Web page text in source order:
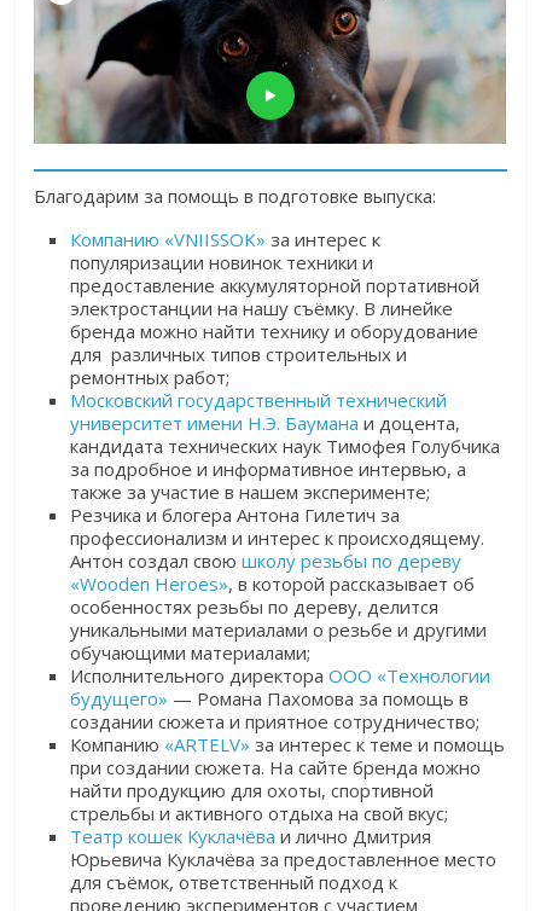
Благодарим за помощь в подготовке выпуска:
Компанию «VNIISSOK»за интерес к
популяризации новинок техники и
предоставление аккумуляторной портативной
электростанции на нашу съёмку. В линейке
бренда можно найти технику и оборудование
для различных типов строительных и
ремонтных работ;
Московский государственный технический
университет имени Н.Э. Бауманаи доцента,
кандидата технических наук Тимофея Голубчика
за подробное и информативное интервью, а
также за участие в нашем эксперименте;
Резчика и блогера Антона Гилетич за
профессионализм и интерес к происходящему.
Антон создал своюшколу резьбы по дереву
«Wooden Heroes», в которой рассказывает об
особенностях резьбы по дереву, делится
уникальными материалами о резьбе и другими
обучающими материалами;
Исполнительного директораООО «Технологии
будущего» — Романа Пахомова за помощь в
создании сюжета и приятное сотрудничество;
Компанию «ARTELV» за интерес к теме и помощь
при создании сюжета. На сайте бренда можно
найти продукцию для охоты, спортивной
стрельбы и активного отдыха на свой вкус;
Театр кошек Куклачёва и лично Дмитрия
Юрьевича Куклачёва за предоставленное место
для съёмок, ответственный подход к
проведению экспериментов с участием